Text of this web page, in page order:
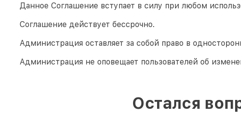
Данное Соглашение вступает в силу при любом
Соглашение действует бессрочно.
Администрация оставляет за собой право в
Администрация не оповещает пользователей об
Остался